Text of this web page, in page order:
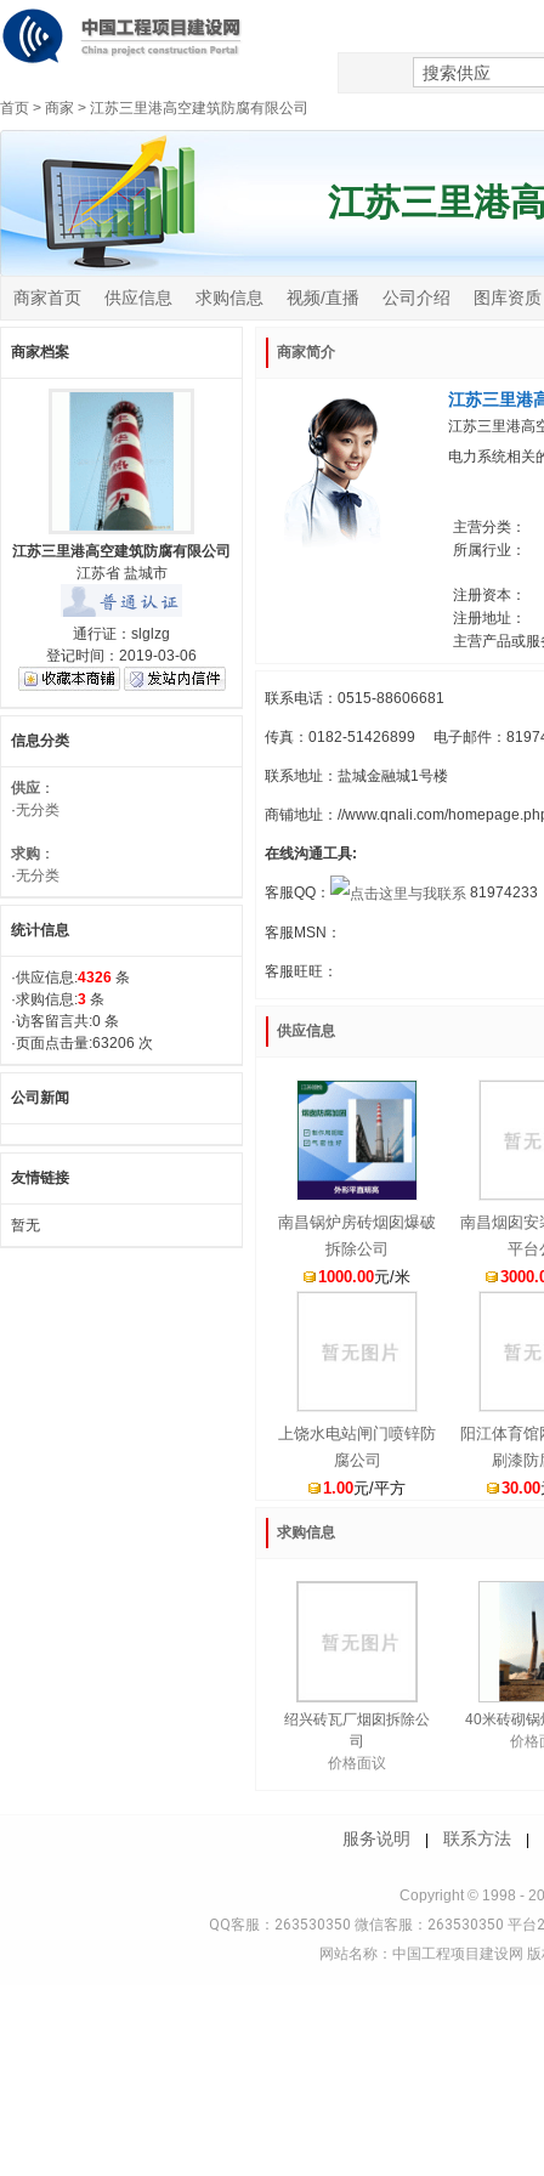
首页 > 商家 > 江苏三里港高空建筑防腐有限公司
江苏三里港
商家首页 供应信息 求购信息 视频/直播 公司介绍 图库资质
商家档案
江苏三里港高空建筑防腐有限公司
江苏省 盐城市
通行证：slglzg
登记时间：2019-03-06
信息分类
供应 ：
·无分类
求购 ：
·无分类
统计信息
·供应信息:4326 条
·求购信息:3 条
·访客留言共:0 条
·页面点击量:63206 次
公司新闻
友情链接
暂无
商家简介
江苏三里港
江苏三里港高
电力系统相关
主营分类：
所属行业：
注册资本：
注册地址：
主营产品或服
联系电话：0515-88606681
传真：0182-51426899 电子邮件：
联系地址：盐城金融城1号楼
商铺地址：//www.qnali.com/
在线沟通工具:
客服QQ： 81974233
客服MSN：
客服旺旺：
供应信息
南昌锅炉房砖烟囱爆破
拆除公司
1000.00元/米
南昌烟囱安
平台
上饶水电站闸门喷锌防
腐公司
1.00元/平方
阳江体育
刷漆防
30.00
求购信息
绍兴砖瓦厂烟囱拆除公
司
价格面议
40米砖砌锅
价格
服务说明 联系方法
Copyright © 1998 -
QQ客服：263530350 微信客服：263530350 平
网站名称：中国工程项目建设网